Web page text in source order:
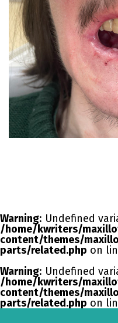
Warning: Undefined
/home/kwriters/
content/themes/
parts/related.php on
Warning: Undefined
/home/kwriters/
content/themes/
parts/related.php on